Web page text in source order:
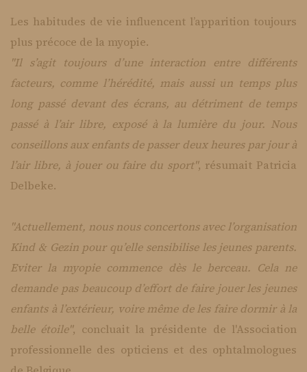
Les habitudes de vie influencent l’apparition toujours
plus précoce de la myopie.
"Il s’agit toujours d’une interaction entre différents
facteurs, comme l’hérédité, mais aussi un temps plus
long passé devant des écrans, au détriment de temps
passé à l’air libre, exposé à la lumière du jour. Nous
conseillons aux enfants de passer deux heures par jour à
l’air libre, à jouer ou faire du sport", résumait Patricia
Delbeke.
"Actuellement, nous nous concertons avec l’organisation
Kind & Gezin pour qu’elle sensibilise les jeunes parents.
Eviter la myopie commence dès le berceau. Cela ne
demande pas beaucoup d’effort de faire jouer les jeunes
enfants à l’extérieur, voire même de les faire dormir à la
belle étoile", concluait la présidente de l'Association
professionnelle des opticiens et des ophtalmologues